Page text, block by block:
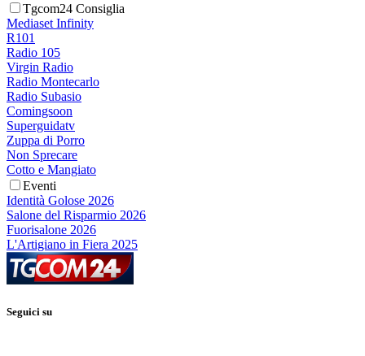
Tgcom24 Consiglia
Mediaset Infinity
R101
Radio 105
Virgin Radio
Radio Montecarlo
Radio Subasio
Comingsoon
Superguidatv
Zuppa di Porro
Non Sprecare
Cotto e Mangiato
Eventi
Identità Golose 2026
Salone del Risparmio 2026
Fuorisalone 2026
L'Artigiano in Fiera 2025
Seguici su